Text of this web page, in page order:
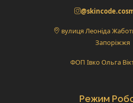
вулиця Леоніда
Запоріжжя
ФОП Івко Ольга
Режим